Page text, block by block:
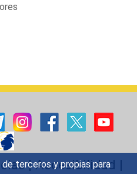
terceros y propias para
|Accesibilidad |